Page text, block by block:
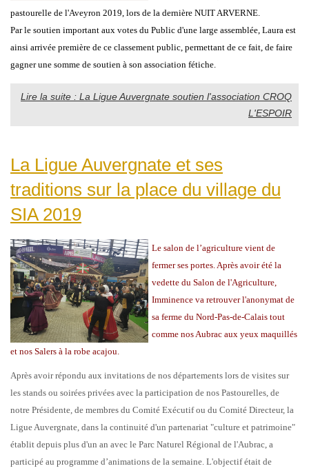
pastourelle de l'Aveyron 2019, lors de la dernière NUIT ARVERNE.
Par le soutien important aux votes du Public d'une large assemblée, Laura est
ainsi arrivée première de ce classement public, permettant de ce fait, de faire
gagner une somme de soutien à son association fétiche.
Lire la suite : La Ligue Auvergnate soutien l'association CROQ
L'ESPOIR
La Ligue Auvergnate et ses
traditions sur la place du village du
SIA 2019
Le salon de l’agriculture vient de
fermer ses portes. Après avoir été la
vedette du Salon de l'Agriculture,
Imminence va retrouver l'anonymat de
sa ferme du Nord-Pas-de-Calais tout
comme nos Aubrac aux yeux maquillés
et nos Salers à la robe acajou.
Après avoir répondu aux invitations de nos départements lors de visites sur
les stands ou soirées privées avec la participation de nos Pastourelles, de
notre Présidente, de membres du Comité Exécutif ou du Comité Directeur, la
Ligue Auvergnate, dans la continuité d'un partenariat "culture et patrimoine"
établit depuis plus d'un an avec le Parc Naturel Régional de l'Aubrac, a
participé au programme d’animations de la semaine. L'objectif était de